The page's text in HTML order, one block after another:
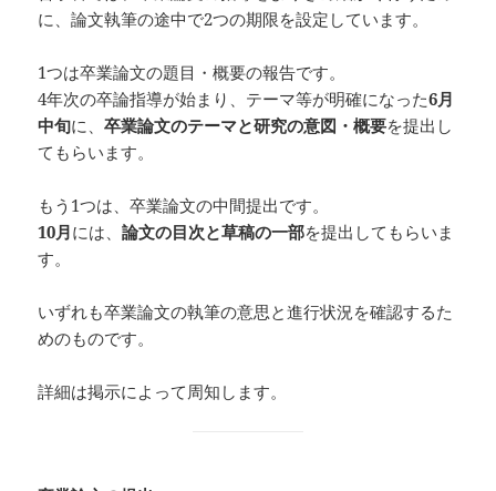
に、論文執筆の途中で2つの期限を設定しています。
1つは卒業論文の題目・概要の報告です。
4年次の卒論指導が始まり、テーマ等が明確になった6月
中旬に、卒業論文のテーマと研究の意図・概要を提出し
てもらいます。
もう1つは、卒業論文の中間提出です。
10月には、論文の目次と草稿の一部を提出してもらいま
す。
いずれも卒業論文の執筆の意思と進行状況を確認するた
めのものです。
詳細は掲示によって周知します。